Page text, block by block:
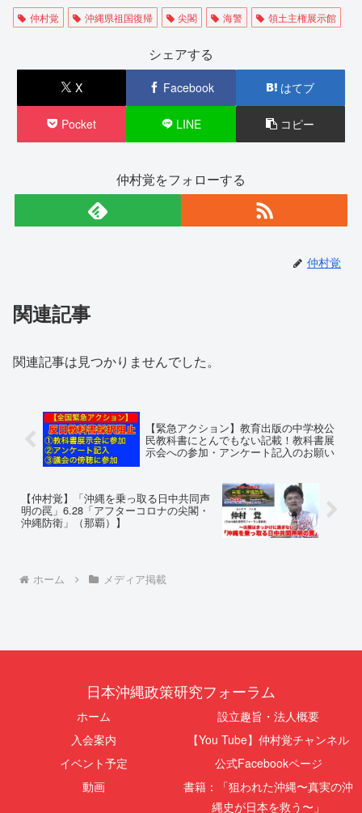
仲村覚 沖縄県祖国復帰 尖閣 海警 領土主権展示館
シェアする
X Facebook はてブ
Pocket LINE コピー
仲村覚をフォローする
仲村覚
関連記事
関連記事は見つかりませんでした。
【緊急アクション】教育出版の中学校公
民教科書にとんでもない記載！教科書展
示会への参加・アンケート記入のお願い
【仲村覚】「沖縄を乗っ取る日中共同声
明の罠」6.28「アフターコロナの尖閣・
沖縄防衛」（那覇）】
ホーム メディア掲載
日本沖縄政策研究フォーラム
ホーム
設立趣旨・法人概要
入会案内
【You Tube】仲村覚チャンネル
イベント予定
公式Facebookページ
動画
書籍：「狙われた沖縄〜真実の沖
縄史が日本を救う〜」